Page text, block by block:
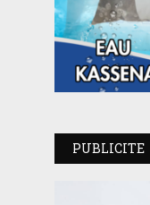
PUBLICITE